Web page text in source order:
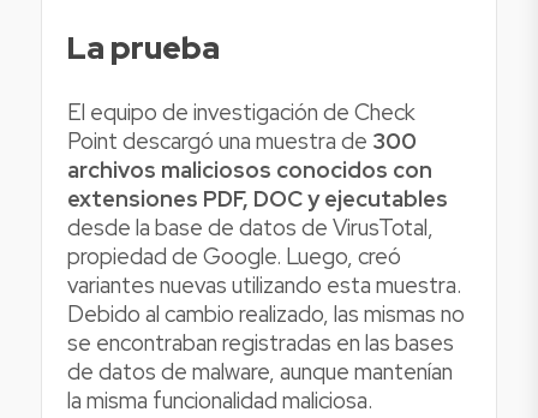
La prueba
El equipo de investigación de Check
Point descargó una muestra de 300
archivos maliciosos conocidos con
extensiones PDF, DOC y ejecutables
desde la base de datos de VirusTotal,
propiedad de Google. Luego, creó
variantes nuevas utilizando esta muestra.
Debido al cambio realizado, las mismas no
se encontraban registradas en las bases
de datos de malware, aunque mantenían
la misma funcionalidad maliciosa.